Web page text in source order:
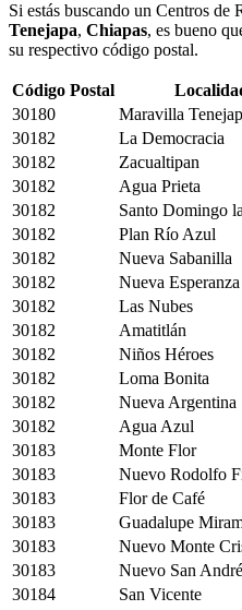
Si estás buscando un Centros de
Tenejapa, Chiapas, es bueno
su respectivo código postal.
Código Postal
30180
Maravilla
30182
La Democracia
30182
Zacualtipan
30182
Agua Prieta
30182
Santo Domingo
30182
Plan Río Azul
30182
Nueva Sabanilla
30182
Nueva Esperanza
30182
Las Nubes
30182
Amatitlán
30182
Niños Héroes
30182
Loma Bonita
30182
Nueva Argentina
30182
Agua Azul
30183
Monte Flor
30183
Nuevo Rodolfo
30183
Flor de Café
30183
Guadalupe
30183
Nuevo Monte
30183
Nuevo San
30184
San Vicente